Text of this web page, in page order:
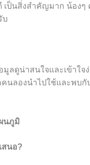
ป็นสิ่งสำคัญมาก น้องๆ
บ
ลดูน่าสนใจและเข้าใจ
นลองนำไปใช้และพบกั
นภูมิ
สนอ?